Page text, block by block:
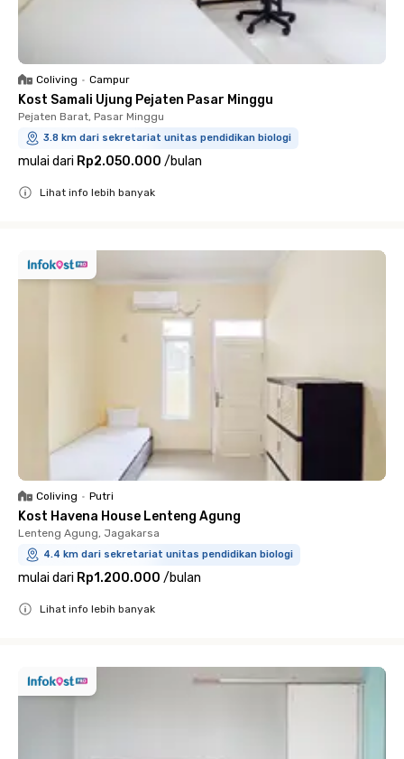
Coliving • Campur
Kost Samali Ujung Pejaten Pasar Minggu
Pejaten Barat, Pasar Minggu
3.8 km dari sekretariat unitas pendidikan biologi
mulai dari Rp2.050.000 /bulan
Lihat info lebih banyak
Coliving • Putri
Kost Havena House Lenteng Agung
Lenteng Agung, Jagakarsa
4.4 km dari sekretariat unitas pendidikan biologi
mulai dari Rp1.200.000 /bulan
Lihat info lebih banyak